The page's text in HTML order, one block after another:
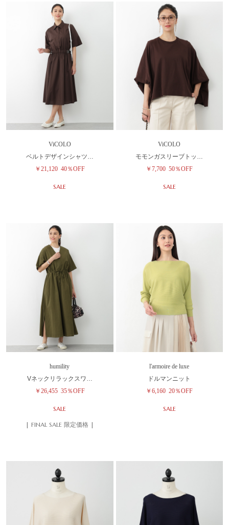
ViCOLO
ベルトデザインシャツ…
￥21,120 40％OFF
SALE
ViCOLO
モモンガスリーブトッ…
￥7,700 50％OFF
SALE
humility
Vネックリラックスワ…
￥26,455 35％OFF
SALE
| FINAL SALE 限定価格 |
l'armoire de luxe
ドルマンニット
￥6,160 20％OFF
SALE